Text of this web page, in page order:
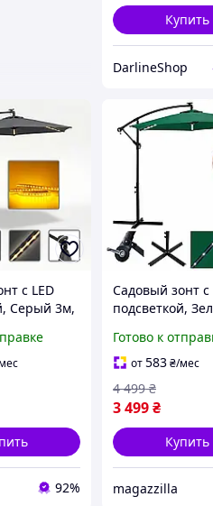
Купить
DarlineShop
с LED
Серый 3м,
стойкой
и кафе,
92%
Садовый зонт с
подсветкой,
уличный зонт с
боковой
большой
зонт со
Готово к
от583₴/мес
3 499₴
4 499 ₴
Купить
magazzilla